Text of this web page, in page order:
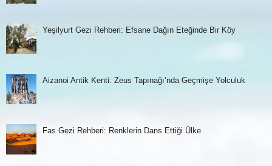
Yeşilyurt Gezi Rehberi: Efsane Dağın Eteğinde Bir Köy
Aizanoi Antik Kenti: Zeus Tapınağı’nda Geçmişe Yolculuk
Fas Gezi Rehberi: Renklerin Dans Ettiği Ülke